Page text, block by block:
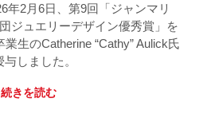
年2月6日、第9回「ジャンマリ
ジュエリーデザイン優秀賞」を
生のCatherine “Cathy” Aulick氏
与しました。
続きを読む